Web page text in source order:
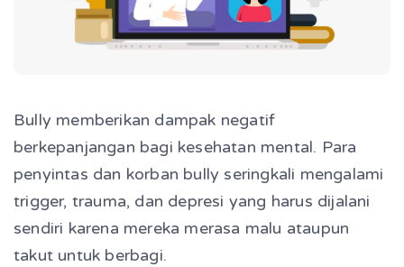
Bully memberikan dampak negatif
berkepanjangan bagi kesehatan mental. Para
penyintas dan korban bully seringkali mengalami
trigger, trauma, dan depresi yang harus dijalani
sendiri karena mereka merasa malu ataupun
takut untuk berbagi.